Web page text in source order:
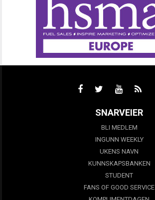
SNARVEIER
BLI MEDLEM
INGUNN WEEKLY
UKENS NAVN
KUNNSKAPSBANKEN
STUDENT
FANS OF GOOD SERVICE